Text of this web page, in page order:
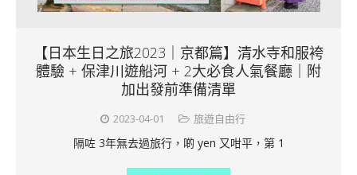
【日本生日之旅2023｜京都篇】清水寺和服袴
體驗 + 保津川遊船河 + 2大必食人氣餐廳｜附
加出發前準備清單
2023-04-01 旅遊自由行
隔咗 3年無去過旅行，啲 yen 又咁平，第 1